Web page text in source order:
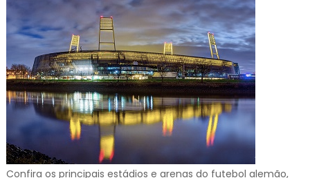
Confira os principais estádios e arenas do futebol alemão,